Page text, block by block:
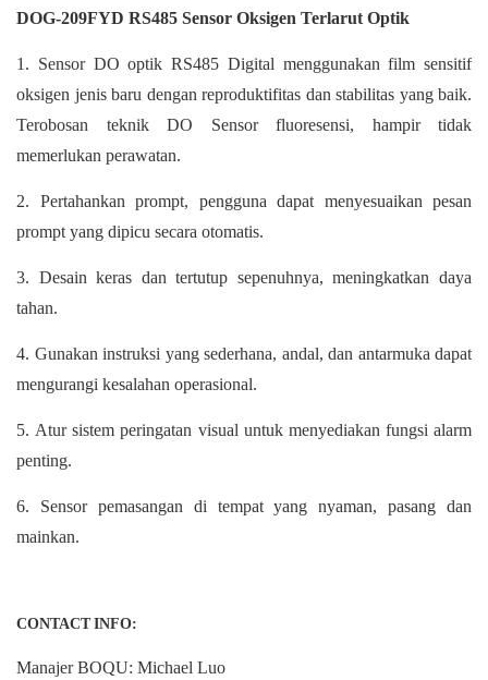
DOG-209FYD RS485 Sensor Oksigen Terlarut Optik
1. Sensor DO optik RS485 Digital menggunakan film sensitif
oksigen jenis baru dengan reproduktifitas dan stabilitas yang baik.
Terobosan teknik DO Sensor fluoresensi, hampir tidak
memerlukan perawatan.
2. Pertahankan prompt, pengguna dapat menyesuaikan pesan
prompt yang dipicu secara otomatis.
3. Desain keras dan tertutup sepenuhnya, meningkatkan daya
tahan.
4. Gunakan instruksi yang sederhana, andal, dan antarmuka dapat
mengurangi kesalahan operasional.
5. Atur sistem peringatan visual untuk menyediakan fungsi alarm
penting.
6. Sensor pemasangan di tempat yang nyaman, pasang dan
mainkan.
CONTACT INFO:
Manajer BOQU: Michael Luo